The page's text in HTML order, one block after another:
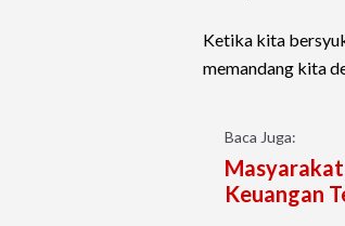
Ketika kita
memandang kita
Baca Juga:
Masyarakat
Keuangan